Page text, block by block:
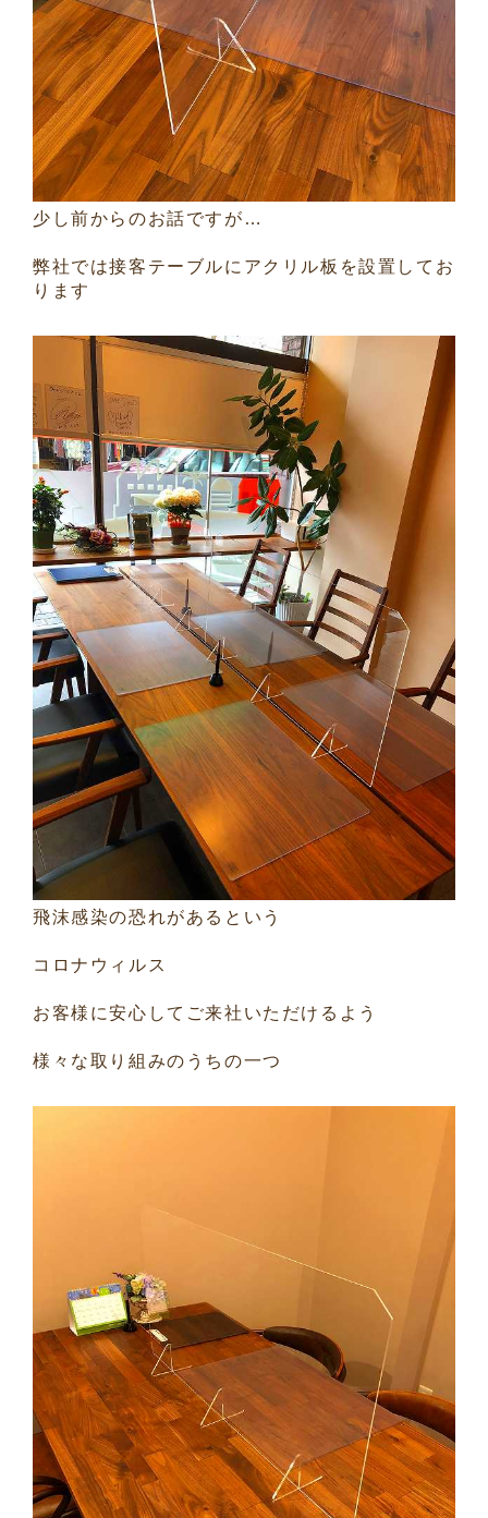
少し前からのお話ですが…
弊社では接客テーブルにアクリル板を設置してお
ります
飛沫感染の恐れがあるという
コロナウィルス
お客様に安心してご来社いただけるよう
様々な取り組みのうちの一つ